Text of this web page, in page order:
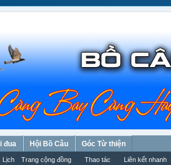
Lịch Trang cộng đồng Thao tác Liên kết nhanh
đua Hội Bồ Câu Góc Từ thiện